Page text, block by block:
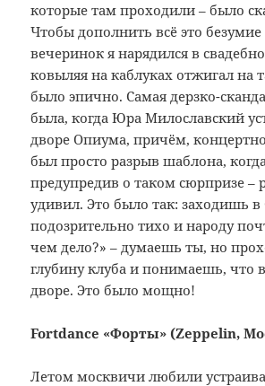
которые там проходили – было
Чтобы дополнить всё это
вечеринок я нарядился в
ковыляя на каблуках отжигал на
было эпично. Самая дерзко-
была, когда Юра Милославский
дворе Опиума, причём,
был просто разрыв шаблона,
предупредив о таком сюрпризе –
удивил. Это было так: заходишь
подозрительно тихо и народу
чем дело?» – думаешь ты, но
глубину клуба и понимаешь, что
дворе. Это было мощно!
Fortdance «Форты» (Zeppelin,
Летом москвичи любили